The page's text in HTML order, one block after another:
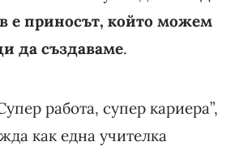
е приносът, който можем
да създаваме.
работа, супер кариера”,
как една учителка